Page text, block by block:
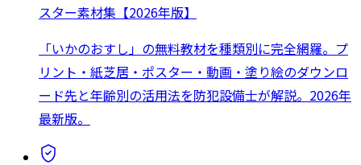
スター素材集【2026年版】
「いかのおすし」の無料教材を種類別に完全網羅。プ
リント・紙芝居・ポスター・動画・塗り絵のダウンロ
ード先と年齢別の活用法を防犯設備士が解説。2026年
最新版。